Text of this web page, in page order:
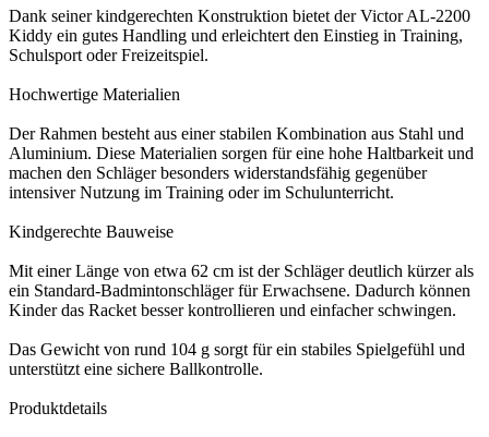
Dank seiner kindgerechten Konstruktion bietet der Victor AL-2200
Kiddy ein gutes Handling und erleichtert den Einstieg in Training,
Schulsport oder Freizeitspiel.
Hochwertige Materialien
Der Rahmen besteht aus einer stabilen Kombination aus Stahl und
Aluminium. Diese Materialien sorgen für eine hohe Haltbarkeit und
machen den Schläger besonders widerstandsfähig gegenüber
intensiver Nutzung im Training oder im Schulunterricht.
Kindgerechte Bauweise
Mit einer Länge von etwa 62 cm ist der Schläger deutlich kürzer als
ein Standard-Badmintonschläger für Erwachsene. Dadurch können
Kinder das Racket besser kontrollieren und einfacher schwingen.
Das Gewicht von rund 104 g sorgt für ein stabiles Spielgefühl und
unterstützt eine sichere Ballkontrolle.
Produktdetails